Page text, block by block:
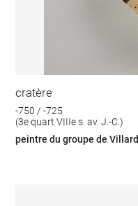
cratère
-750 / -725
(3e quart VIIIe s. av. J.-C.)
peintre du groupe de Villard